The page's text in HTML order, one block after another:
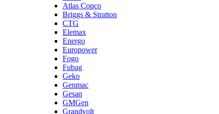
Atlas Copco
Briggs & Stratton
CTG
Elemax
Energo
Europower
Fogo
Fubag
Geko
Genmac
Gesan
GMGen
Grandvolt